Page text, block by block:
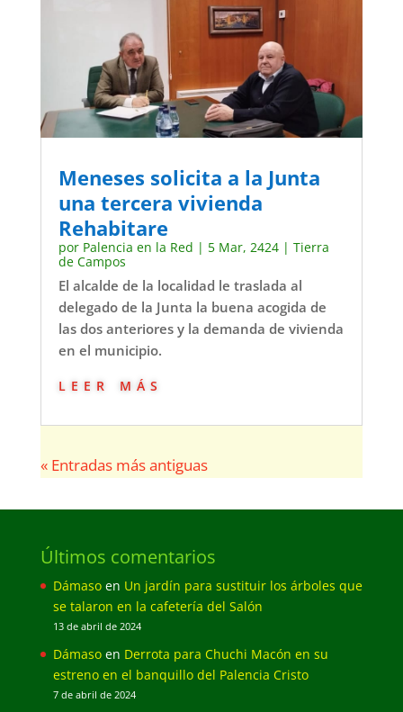
Meneses solicita a la Junta
una tercera vivienda
Rehabitare
por Palencia en la Red | 5 Mar, 2424| Tierra
de Campos
El alcalde de la localidad le traslada al
delegado de la Junta la buena acogida de
las dos anteriores y la demanda de vivienda
en el municipio.
leer más
« Entradas más antiguas
Últimos comentarios
Dámasoen Un jardín para sustituir los árboles que
se talaron en la cafetería del Salón
13 de abril de 2024
Dámasoen Derrota para Chuchi Macón en su
estreno en el banquillo del Palencia Cristo
7 de abril de 2024